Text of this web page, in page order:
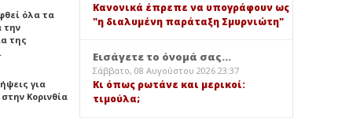
όλα τα
την
της
για
Κορινθία
Κανονικά έπρεπε να υπογράφουν ως
"η διαλυμένη παράταξη Σμυρνιώτη"
Εισάγετε το όνομά σας...
Σάββατο, 08 Αυγούστου 2026 23:37
Κι όπως ρωτάνε και μερικοί:
τιμούλα;